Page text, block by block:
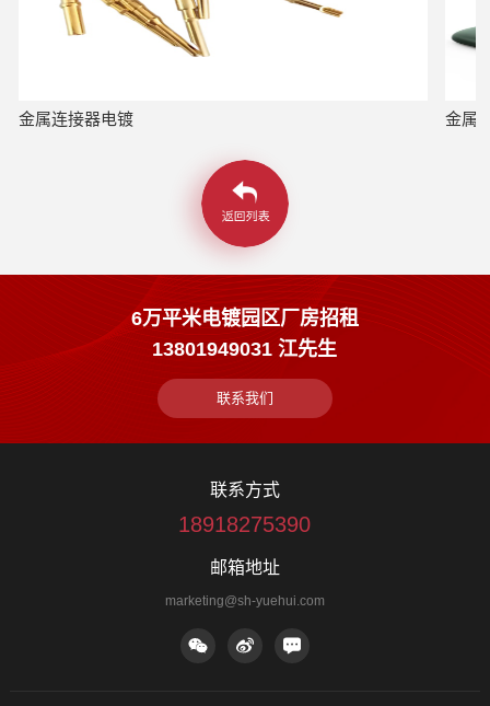
金属连接器电镀 金属
6万平米电镀园区厂房招租
13801949031 江先生
联系我们
联系方式
18918275390
邮箱地址
marketing@sh-yuehui.com